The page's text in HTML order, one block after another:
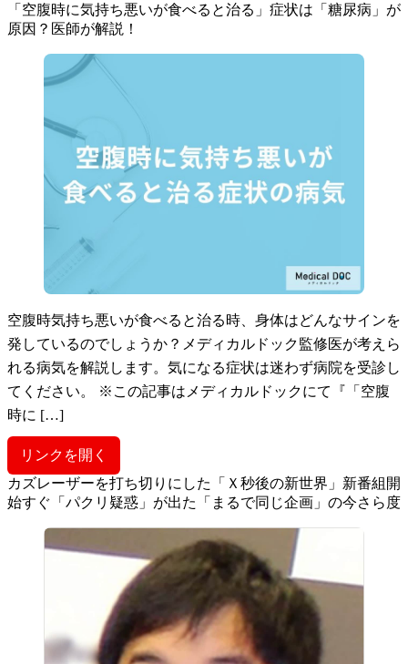
「空腹時に気持ち悪いが食べると治る」症状は「糖尿病」が
原因？医師が解説！
空腹時気持ち悪いが食べると治る時、身体はどんなサインを
発しているのでしょうか？メディカルドック監修医が考えら
れる病気を解説します。気になる症状は迷わず病院を受診し
てください。 ※この記事はメディカルドックにて『「空腹
時に […]
リンクを開く
カズレーザーを打ち切りにした「Ｘ秒後の新世界」新番組開
始すぐ「パクリ疑惑」が出た「まるで同じ企画」の今さら度